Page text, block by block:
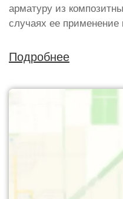
арматуру из
случаях ее применение
Подробнее